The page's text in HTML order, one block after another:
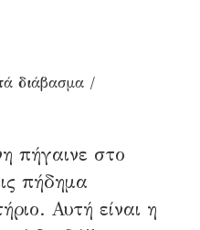
διάβασμα
πήγαινε στο
πήδημα
Αυτή είναι η